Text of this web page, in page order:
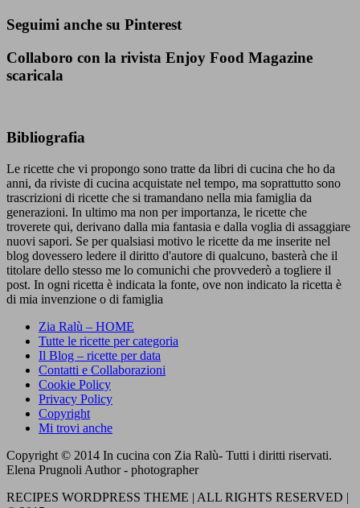
Seguimi anche su Pinterest
Collaboro con la rivista Enjoy Food Magazine
scaricala
Bibliografia
Le ricette che vi propongo sono tratte da libri di cucina che ho da
anni, da riviste di cucina acquistate nel tempo, ma soprattutto sono
trascrizioni di ricette che si tramandano nella mia famiglia da
generazioni. In ultimo ma non per importanza, le ricette che
troverete qui, derivano dalla mia fantasia e dalla voglia di assaggiare
nuovi sapori. Se per qualsiasi motivo le ricette da me inserite nel
blog dovessero ledere il diritto d'autore di qualcuno, basterà che il
titolare dello stesso me lo comunichi che provvederò a togliere il
post. In ogni ricetta è indicata la fonte, ove non indicato la ricetta è
di mia invenzione o di famiglia
Zia Ralù – HOME
Tutte le ricette per categoria
Il Blog – ricette per data
Contatti e Collaborazioni
Cookie Policy
Privacy Policy
Copyright
Mi trovi anche
Copyright © 2014 In cucina con Zia Ralù- Tutti i diritti riservati.
Elena Prugnoli Author - photographer
RECIPES WORDPRESS THEME | ALL RIGHTS RESERVED |